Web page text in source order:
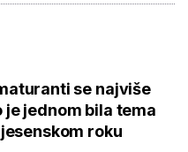
se najviše
je jednom bila tema
roku